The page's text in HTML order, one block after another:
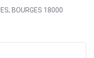
BOURGES 18000